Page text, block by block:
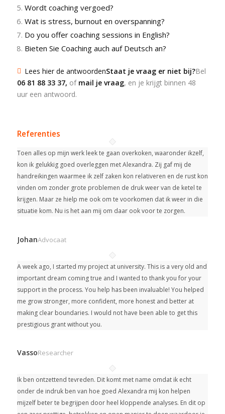
Wordt coaching vergoed?
Wat is stress, burnout en overspanning?
Do you offer coaching sessions in English?
Bieten Sie Coaching auch auf Deutsch an?
Lees hier de antwoordenStaat je vraag er niet bij?Bel
06 81 88 33 37, of mail je vraag, en je krijgt binnen 48
uur een antwoord.
Referenties
Toen alles op mijn werk leek te gaan overkoken, waaronder ikzelf,
kon ik gelukkig goed overleggen met Alexandra. Zij gaf mij de
handreikingen waarmee ik zelf zaken kon relativeren en de rust kon
vinden om zonder grote problemen de druk weer van de ketel te
krijgen. Maar ze hielp me ook om te voorkomen dat ik weer in die
situatie kom. Nu is het aan mij om daar ook voor te zorgen.
JohanAdvocaat
A week ago, I started my project at university. This is a very old and
important dream coming true and I wanted to thank you for your
support in the process. You help has been invaluable! You helped
me grow stronger, more confident, more honest and better at
making clear boundaries. I would not have been able to get this
prestigious grant without you.
VassoResearcher
Ik ben ontzettend tevreden. Dit komt met name omdat ik echt
onder de indruk ben van hoe goed Alexandra mij kon helpen
mijzelf beter te begrijpen door heel kloppende analyses. En dit op